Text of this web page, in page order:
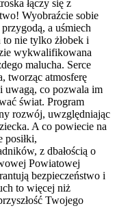
łączy się z
Wyobraźcie sobie
a uśmiech
nie tylko żłobek i
wykwalifikowana
malucha. Serce
tworząc atmosferę
uwagą, co pozwala im
świat. Program
rozwój, uwzględniając
A co powiecie na
posiłki,
z dbałością o
Powiatowej
bezpieczeństwo i
to więcej niż
Twojego